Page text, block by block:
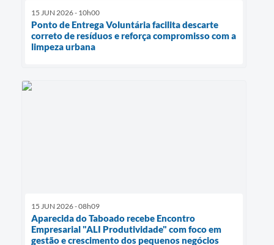
15 JUN 2026 - 10h00
Ponto de Entrega Voluntária facilita descarte
correto de resíduos e reforça compromisso com a
limpeza urbana
15 JUN 2026 - 08h09
Aparecida do Taboado recebe Encontro
Empresarial "ALI Produtividade" com foco em
gestão e crescimento dos pequenos negócios